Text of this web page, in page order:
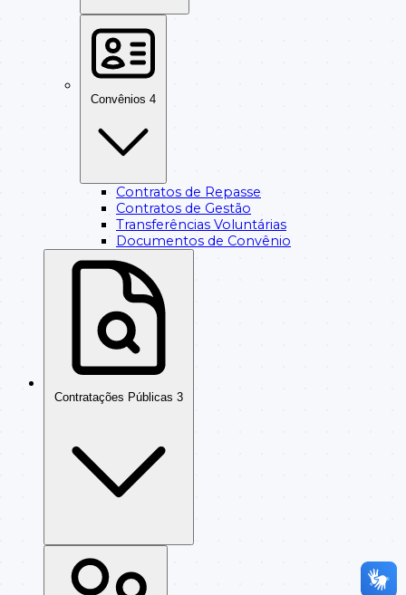
Convênios 4
Contratos de Repasse
Contratos de Gestão
Transferências Voluntárias
Documentos de Convênio
Contratações Públicas 3